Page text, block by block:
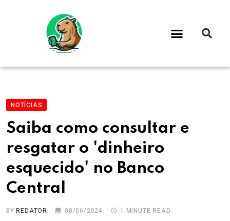
NOTÍCIAS
Saiba como consultar e
resgatar o 'dinheiro
esquecido' no Banco
Central
BY REDATOR 08/06/2024
1 MINUTE READ